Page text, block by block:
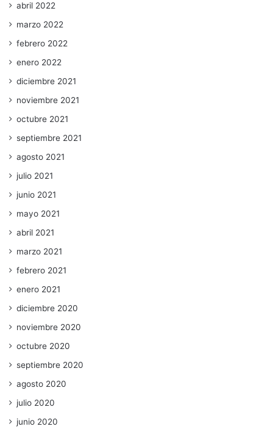
abril 2022
marzo 2022
febrero 2022
enero 2022
diciembre 2021
noviembre 2021
octubre 2021
septiembre 2021
agosto 2021
julio 2021
junio 2021
mayo 2021
abril 2021
marzo 2021
febrero 2021
enero 2021
diciembre 2020
noviembre 2020
octubre 2020
septiembre 2020
agosto 2020
julio 2020
junio 2020